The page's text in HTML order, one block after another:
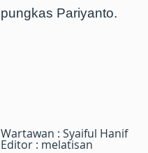
pungkas Pariyanto.
Wartawan : Syaiful Hanif
Editor : melatisan